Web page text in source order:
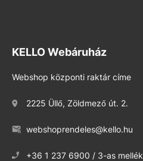
KELLO Webáruház
Webshop központi raktár címe
2225 Üllő, Zöldmező út. 2.
webshoprendeles@kello.hu
+36 1 237 6900 / 3-as mellék